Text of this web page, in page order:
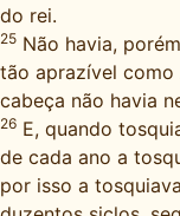
do rei.
25 Não havia,
tão aprazível como
cabeça não havia
26 E, quando
de cada ano a
por isso a